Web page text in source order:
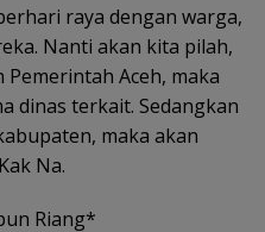
raya dengan warga,
Nanti akan kita pilah,
Aceh, maka
dinas terkait. Sedangkan
maka akan
Na.
Riang*